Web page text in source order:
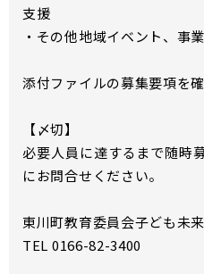
支援
・その他地域イベント、事
添付ファイルの募集要項を
【〆切】
必要人員に達するまで随時
にお問合せください。
東川町教育委員会子ども未
TEL 0166-82-3400